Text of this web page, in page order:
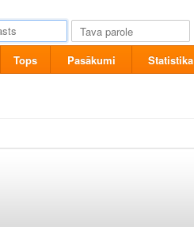
Tops Pasākumi Statistika